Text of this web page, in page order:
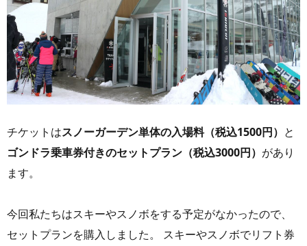
チケットはスノーガーデン単体の入場料（税込1500円） と
ゴンドラ乗車券付きのセットプラン（税込3000円） があり
ます。
今回私たちはスキーやスノボをする予定がなかったので、
セットプランを購入しました。 スキーやスノボでリフト券